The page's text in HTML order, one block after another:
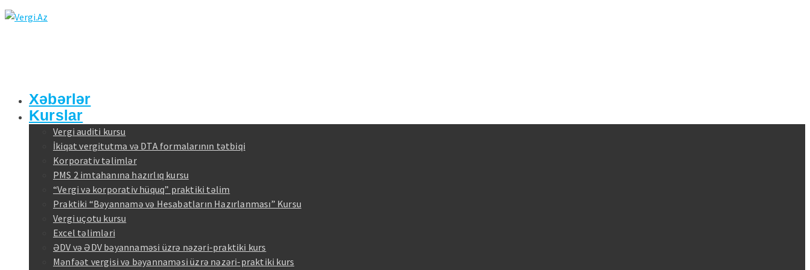
Xəbərlər
Kurslar
Vergi auditi kursu
İkiqat vergitutma və DTA formalarının tətbiqi
Korporativ təlimlər
PMS 2 imtahanına hazırlıq kursu
“Vergi və korporativ hüquq” praktiki təlim
Praktiki “Bəyannamə və Hesabatların Hazırlanması” Kursu
Vergi uçotu kursu
Excel təlimləri
ƏDV və ƏDV bəyannaməsi üzrə nəzəri-praktiki kurs
Mənfəət vergisi və bəyannaməsi üzrə nəzəri-praktiki kurs